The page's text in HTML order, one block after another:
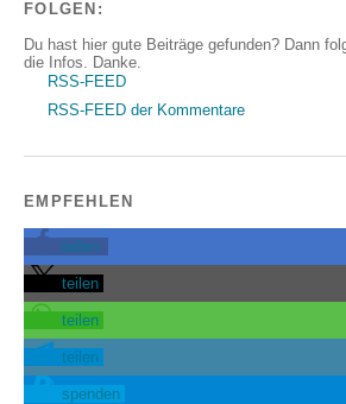
FOLGEN:
Du hast hier gute Beiträge gefunden? Dann
die Infos. Danke.
RSS-FEED
RSS-FEED der Kommentare
EMPFEHLEN
teilen
teilen
teilen
teilen
spenden